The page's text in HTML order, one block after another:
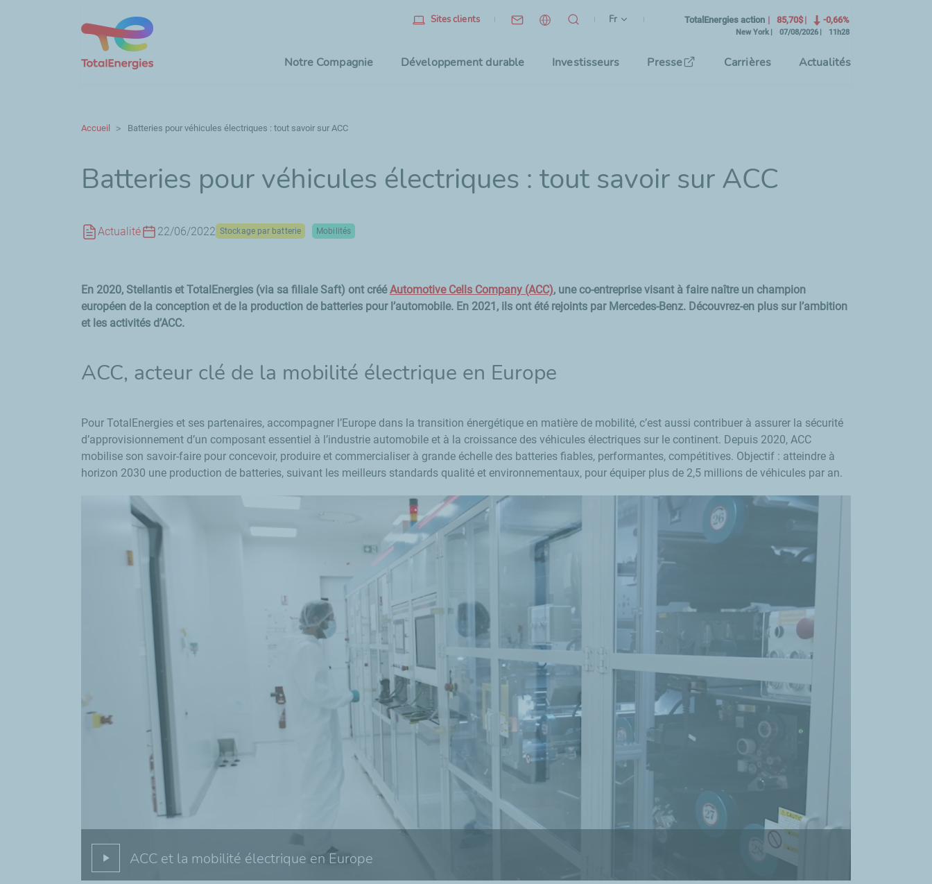
Sites clients Français
(langue Courante)
Fr
Sélectionnez la langue de l'interface
TotalEnergies action 85,70$ -0,66%
New York 07/08/2026 11h28
Notre Compagnie Développement durable Investisseurs Presse Carrières Actualités
Accueil Batteries pour véhicules électriques : tout savoir sur ACC
Batteries pour véhicules électriques : tout savoir sur ACC
Actualité 22/06/2022 Stockage par batterie Mobilités
En 2020, Stellantis et TotalEnergies (via sa filiale Saft) ont crééAutomotive Cells Company (ACC), une co-entreprise visant à faire naître un champion
européen de la conception et de la production de batteries pour l’automobile. En 2021, ils ont été rejoints par Mercedes-Benz. Découvrez-en plus sur l’ambition
et les activités d’ACC.
ACC, acteur clé de la mobilité électrique en Europe
Pour TotalEnergies et ses partenaires, accompagner l’Europe dans la transition énergétique en matière de mobilité, c’est aussi contribuer à assurer la sécurité
d’approvisionnement d’un composant essentiel à l’industrie automobile et à la croissance des véhicules électriques sur le continent. Depuis 2020, ACC
mobilise son savoir-faire pour concevoir, produire et commercialiser à grande échelle des batteries fiables, performantes, compétitives. Objectif : atteindre à
horizon 2030 une production de batteries, suivant les meilleurs standards qualité et environnementaux, pour équiper plus de 2,5 millions de véhicules par an.
ACC et la mobilité électrique en Europe